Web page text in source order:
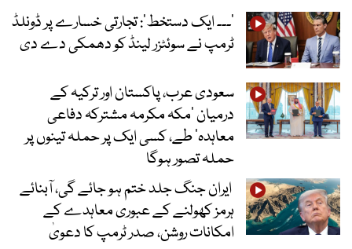
’۔۔۔ ایک دستخط‘: تجارتی خسارے پر ڈونلڈ
ٹرمپ نے سوئٹزر لینڈ کو دھمکی دے دی
سعودی عرب، پاکستان اور ترکیہ کے
درمیان ’مکہ مکرمہ مشترکہ دفاعی
معاہدہ‘ طے، کسی ایک پر حملہ تینوں پر
حملہ تصور ہوگا
ایران جنگ جلد ختم ہو جائے گی، آبنائے
ہرمز کھولنے کے عبوری معاہدے کے
امکانات روشن، صدر ٹرمپ کا دعویٰ